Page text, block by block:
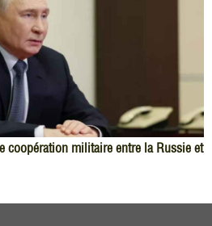
coopération militaire entre la Russie et